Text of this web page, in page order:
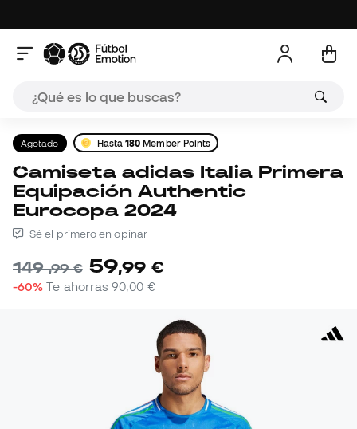
Agotado Hasta180 Member Points
Camiseta adidas Italia Primera
Equipación Authentic
Eurocopa 2024
Sé el primero en opinar
149,99 € 59,99 €
-60% Te ahorras90,00 €